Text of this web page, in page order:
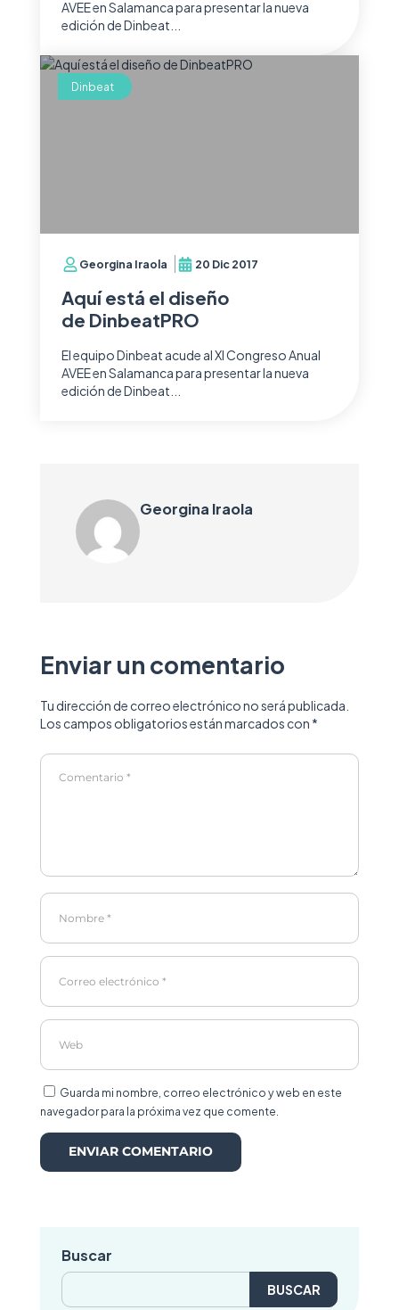
AVEE en Salamanca para presentar la nueva
edición de Dinbeat...
Georgina Iraola 20 Dic 2017
Aquí está el diseño
de DinbeatPRO
El equipo Dinbeat acude al XI Congreso Anual
AVEE en Salamanca para presentar la nueva
edición de Dinbeat...
Dinbeat
Georgina Iraola
Enviar un comentario
Tu dirección de correo electrónico no será publicada.
Los campos obligatorios están marcados con *
Guarda mi nombre, correo electrónico y web en este
navegador para la próxima vez que comente.
Buscar
Buscar: